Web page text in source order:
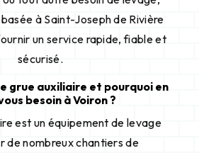
à Saint-Joseph de Rivière
un service rapide, fiable et
sécurisé.
grue auxiliaire et pourquoi en
besoin à Voiron ?
est un équipement de levage
de nombreux chantiers de